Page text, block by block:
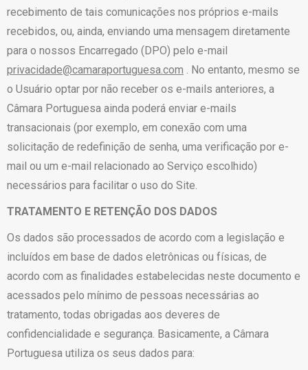
recebimento de tais comunicações nos próprios e-mails
recebidos, ou, ainda, enviando uma mensagem diretamente
para o nossos Encarregado (DPO) pelo e-mail
privacidade@camaraportuguesa.com . No entanto, mesmo se
o Usuário optar por não receber os e-mails anteriores, a
Câmara Portuguesa ainda poderá enviar e-mails
transacionais (por exemplo, em conexão com uma
solicitação de redefinição de senha, uma verificação por e-
mail ou um e-mail relacionado ao Serviço escolhido)
necessários para facilitar o uso do Site.
TRATAMENTO E RETENÇÃO DOS DADOS
Os dados são processados de acordo com a legislação e
incluídos em base de dados eletrônicas ou físicas, de
acordo com as finalidades estabelecidas neste documento e
acessados pelo mínimo de pessoas necessárias ao
tratamento, todas obrigadas aos deveres de
confidencialidade e segurança. Basicamente, a Câmara
Portuguesa utiliza os seus dados para: